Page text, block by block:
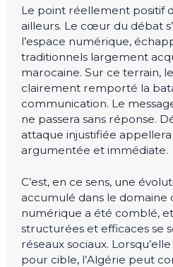
Le point réellement positif
ailleurs. Le cœur du débat
l’espace numérique,
traditionnels largement
marocaine. Sur ce terrain,
clairement remporté la
communication. Le
ne passera sans réponse.
attaque injustifiée
argumentée et immédiate.
C’est, en ce sens, une
accumulé dans le domaine
numérique a été comblé,
structurées et efficaces se
réseaux sociaux.
pour cible, l’Algérie peut